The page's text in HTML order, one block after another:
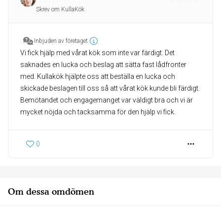
Om dessa omdömen
Skrev om KullaKök
Inbjuden av företaget
Vi fick hjälp med vårat kök som inte var färdigt. Det
saknades en lucka och beslag att sätta fast lådfronter
med. Kullakök hjälpte oss att beställa en lucka och
skickade beslagen till oss så att vårat kök kunde bli färdigt.
Bemötandet och engagemanget var väldigt bra och vi är
mycket nöjda och tacksamma för den hjälp vi fick.
0